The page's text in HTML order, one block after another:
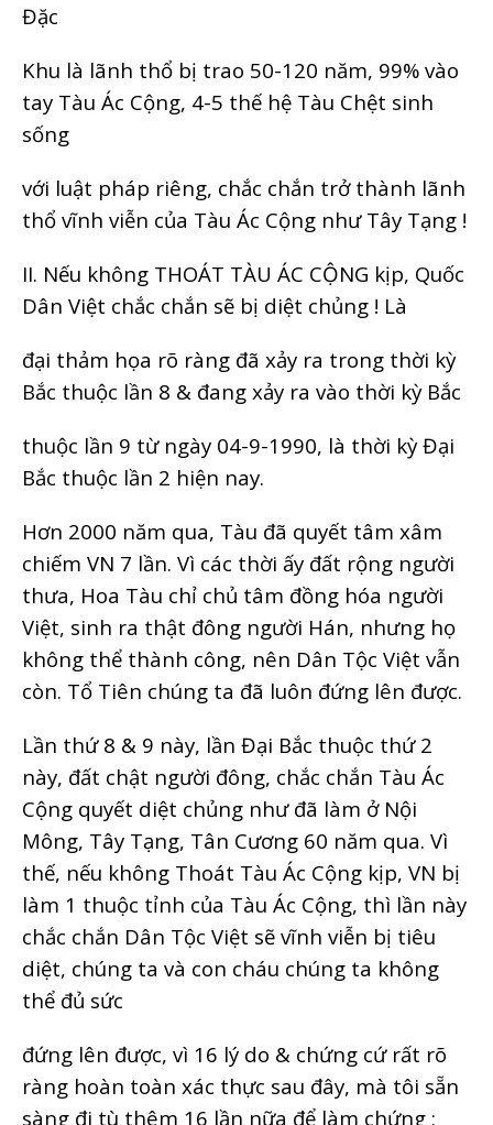
Đặc
Khu là lãnh thổ bị trao 50-120 năm, 99% vào
tay Tàu Ác Cộng, 4-5 thế hệ Tàu Chệt sinh
sống
với luật pháp riêng, chắc chắn trở thành lãnh
thổ vĩnh viễn của Tàu Ác Cộng như Tây Tạng !
II. Nếu không THOÁT TÀU ÁC CỘNG kịp, Quốc
Dân Việt chắc chắn sẽ bị diệt chủng ! Là
đại thảm họa rõ ràng đã xảy ra trong thời kỳ
Bắc thuộc lần 8 & đang xảy ra vào thời kỳ Bắc
thuộc lần 9 từ ngày 04-9-1990, là thời kỳ Đại
Bắc thuộc lần 2 hiện nay.
Hơn 2000 năm qua, Tàu đã quyết tâm xâm
chiếm VN 7 lần. Vì các thời ấy đất rộng người
thưa, Hoa Tàu chỉ chủ tâm đồng hóa người
Việt, sinh ra thật đông người Hán, nhưng họ
không thể thành công, nên Dân Tộc Việt vẫn
còn. Tổ Tiên chúng ta đã luôn đứng lên được.
Lần thứ 8 & 9 này, lần Đại Bắc thuộc thứ 2
này, đất chật người đông, chắc chắn Tàu Ác
Cộng quyết diệt chủng như đã làm ở Nội
Mông, Tây Tạng, Tân Cương 60 năm qua. Vì
thế, nếu không Thoát Tàu Ác Cộng kịp, VN bị
làm 1 thuộc tỉnh của Tàu Ác Cộng, thì lần này
chắc chắn Dân Tộc Việt sẽ vĩnh viễn bị tiêu
diệt, chúng ta và con cháu chúng ta không
thể đủ sức
đứng lên được, vì 16 lý do & chứng cứ rất rõ
ràng hoàn toàn xác thực sau đây, mà tôi sẵn
sàng đi tù thêm 16 lần nữa để làm chứng :